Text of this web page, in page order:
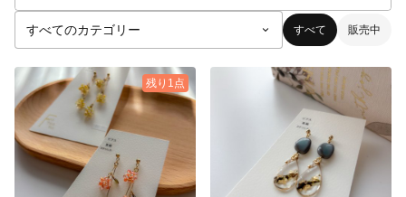
すべて 販売中
残り1点